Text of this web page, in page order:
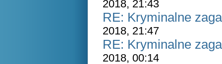
2018, 21:43
RE: Kryminalne
2018, 21:47
RE: Kryminalne
2018, 00:14